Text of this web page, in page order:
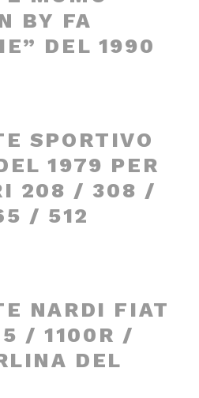
BY FA
DEL 1990
SPORTIVO
1979 PER
208 / 308 /
/ 512
NARDI FIAT
/ 1100R /
DEL